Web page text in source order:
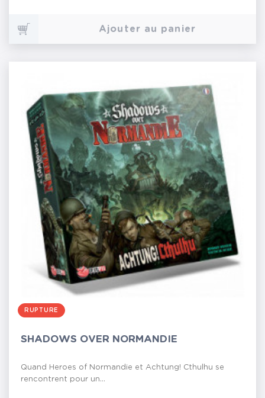
Ajouter au panier
RUPTURE
SHADOWS OVER NORMANDIE
Quand Heroes of Normandie et Achtung! Cthulhu se
rencontrent pour un...